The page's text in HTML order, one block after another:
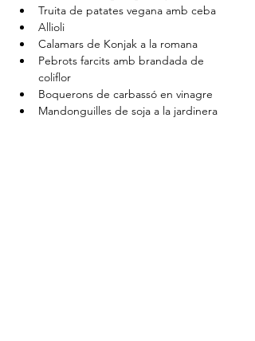
Truita de patates vegana amb ceba
Allioli
Calamars de Konjak a la romana
Pebrots farcits amb brandada de
coliflor
Boquerons de carbassó en vinagre
Mandonguilles de soja a la jardinera